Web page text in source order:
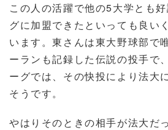
この人の活躍で他の5大学とも
グに加盟できたといっても良い
います。東さんは東大野球部で
ーランも記録した伝説の投手で
ーグでは、その快投により法大
そうです。
やはりそのときの相手が法大だ